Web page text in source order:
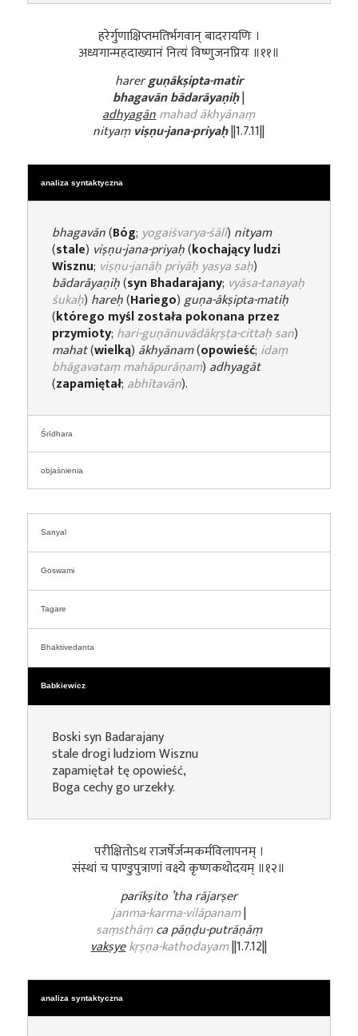
हरेर्गुणाक्षिप्तमतिर्भगवान् बादरायणिः ।
अध्यगान्महदाख्यानं नित्यं विष्णुजनप्रियः ॥११॥
harerguṇākṣipta-matir
bhagavān bādarāyaṇiḥ|
adhyagānmahad ākhyānaṃ
nityaṃviṣṇu-jana-priyaḥ||1.7.11||
analiza syntaktyczna
bhagavān(Bóg;yogaiśvarya-śālī) nityam
(stale) viṣṇu-jana-priyaḥ(kochający ludzi
Wisznu; viṣṇu-janāḥ priyāḥ yasya saḥ)
bādarāyaṇiḥ(syn Bhadarajany; vyāsa-tanayaḥ
śukaḥ) hareḥ(Hariego)guṇa-ākṣipta-matiḥ
(którego myśl została pokonana przez
przymioty; hari-guṇānuvādākṛṣṭa-cittaḥ san)
mahat(wielką) ākhyānam(opowieść; idaṃ
bhāgavataṃ mahāpurāṇam) adhyagāt
(zapamiętał; abhītavān).
Śrīdhara
objaśnienia
Sanyal
Goswami
Tagare
Bhaktivedanta
Babkiewicz
Boski syn Badarajany
stale drogi ludziom Wisznu
zapamiętał tę opowieść,
Boga cechy go urzekły.
परीक्षितोऽथ राजर्षेर्जन्मकर्मविलापनम् ।
संस्थां च पाण्डुपुत्राणां वक्ष्ये कृष्णकथोदयम् ॥१२॥
parīkṣito ’tha rājarṣer
janma-karma-vilāpanam|
saṃsthāṃca pāṇḍu-putrāṇāṃ
vakṣyekṛṣṇa-kathodayam||1.7.12||
analiza syntaktyczna